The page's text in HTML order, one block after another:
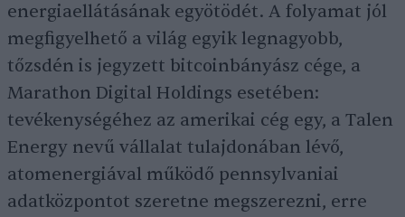
energiaellátásának egyötödét. A folyamat jól
megfigyelhető a világ egyik legnagyobb,
tőzsdén is jegyzett bitcoinbányász cége, a
Marathon Digital Holdings esetében:
tevékenységéhez az amerikai cég egy, a Talen
Energy nevű vállalat tulajdonában lévő,
atomenergiával működő pennsylvaniai
adatközpontot szeretne megszerezni, erre